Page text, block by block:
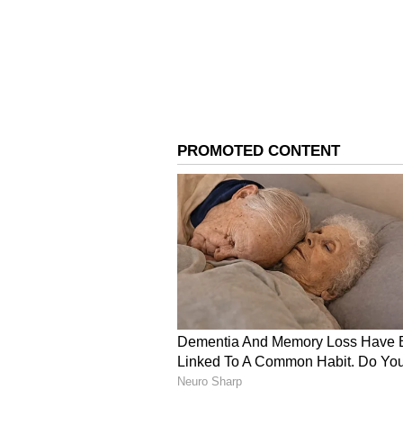
ರೇಣುಕಾಸ್ವಾಮಿ ಮುಗ್ಧನಲ್ಲ,
ವಿ.ಮನೋಹರ್
ಇಂದು ನಾನು ಕೆಲವು ಸಂಗತಿಗಳನ್ನು
ಪೋಸ್ಟ್ ಮಾಡುತ್ತಿದ್ದೇನೆ ಏಕೆಂದರೆ
ಊಹಾಪೋಹಗಳನ್ನು ಪ್ರೋತ್ಸಾಹಿಸಲು
ಗೊಂದಲಗಳಿಗೆ ಎಡೆ ಮಾಡಿಕೊಡಲು ನಾನು
ಹೃದಯವಿದ್ರಾವಕ ರೀತಿಯಲ್ಲಿ
ಸಂತಾಪವನ್ನು ಸೂಚಿಸುತ್ತೇನೆ ಮತ್ತು ಈ
ದೇವರು ನೀಡಲಿ ಎಂದು ನಾನು